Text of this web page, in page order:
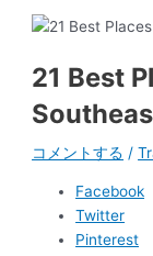
21 Best
コメントする /
Facebook
Twitter
Pinterest